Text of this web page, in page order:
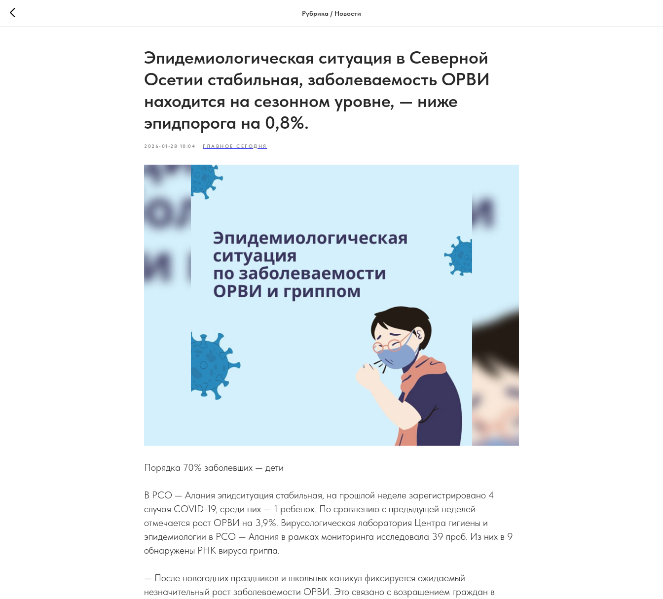
Рубрика / Новости
Эпидемиологическая ситуация в Северной
Осетии стабильная, заболеваемость ОРВИ
находится на сезонном уровне, — ниже
эпидпорога на 0,8%.
2026-01-28 10:04 ГЛАВНОЕ СЕГОДНЯ
Порядка 70% заболевших — дети
В РСО — Алания эпидситуация стабильная, на прошлой неделе зарегистрировано 4
случая COVID-19, среди них — 1 ребенок. По сравнению с предыдущей неделей
отмечается рост ОРВИ на 3,9%. Вирусологическая лаборатория Центра гигиены и
эпидемиологии в РСО — Алания в рамках мониторинга исследовала 39 проб. Из них в 9
обнаружены РНК вируса гриппа.
— После новогодних праздников и школьных каникул фиксируется ожидаемый
незначительный рост заболеваемости ОРВИ. Это связано с возращением граждан в